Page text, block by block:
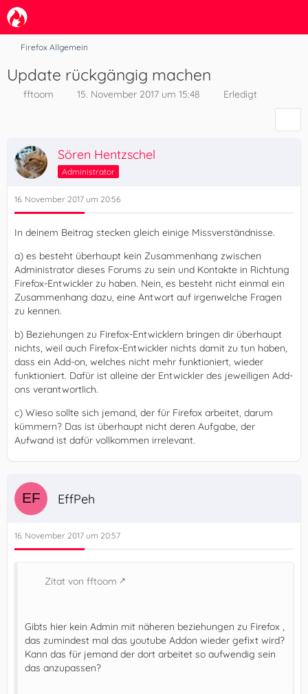
Firefox Allgemein
Update rückgängig machen
fftoom 15. November 2017 um 15:48 Erledigt
Sören Hentzschel
Administrator
16. November 2017 um 20:56
In deinem Beitrag stecken gleich einige Missverständnisse.
a) es besteht überhaupt kein Zusammenhang zwischen
Administrator dieses Forums zu sein und Kontakte in Richtung
Firefox-Entwickler zu haben. Nein, es besteht nicht einmal ein
Zusammenhang dazu, eine Antwort auf irgenwelche Fragen
zu kennen.
b) Beziehungen zu Firefox-Entwicklern bringen dir überhaupt
nichts, weil auch Firefox-Entwickler nichts damit zu tun haben,
dass ein Add-on, welches nicht mehr funktioniert, wieder
funktioniert. Dafür ist alleine der Entwickler des jeweiligen Add-
ons verantwortlich.
c) Wieso sollte sich jemand, der für Firefox arbeitet, darum
kümmern? Das ist überhaupt nicht deren Aufgabe, der
Aufwand ist dafür vollkommen irrelevant.
EffPeh
16. November 2017 um 20:57
Zitat von fftoom
Gibts hier kein Admin mit näheren beziehungen zu Firefox ,
das zumindest mal das youtube Addon wieder gefixt wird?
Kann das für jemand der dort arbeitet so aufwendig sein
das anzupassen?